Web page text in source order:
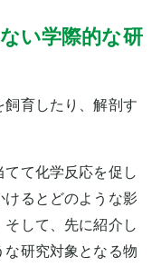
い学際的な研
飼育したり、解剖す
て化学反応を促し
けるとどのような影
して、先に紹介し
な研究対象となる物